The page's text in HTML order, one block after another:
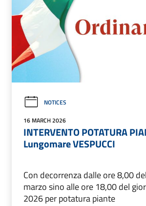
NOTICES
16 MARCH 2026
INTERVENTO POTATURA
Lungomare VESPUCCI
Con decorrenza dalle ore 8,00
marzo sino alle ore 18,00 del
2026 per potatura piante